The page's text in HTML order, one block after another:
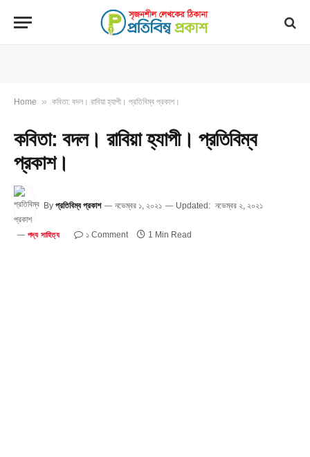
Home » কবিতা: বদল। রাবিয়া হ্যাপী। প্রতিবিম্ব প্রকাশ।
কবিতা: বদল। রাবিয়া হ্যাপী। প্রতিবিম্ব
প্রকাশ।
By প্রতিবিম্ব প্রকাশ নভেম্বর ১, ২০২১ Updated: নভেম্বর ২, ২০২১
পদ্য সাহিত্য ১ Comment 1 Min Read